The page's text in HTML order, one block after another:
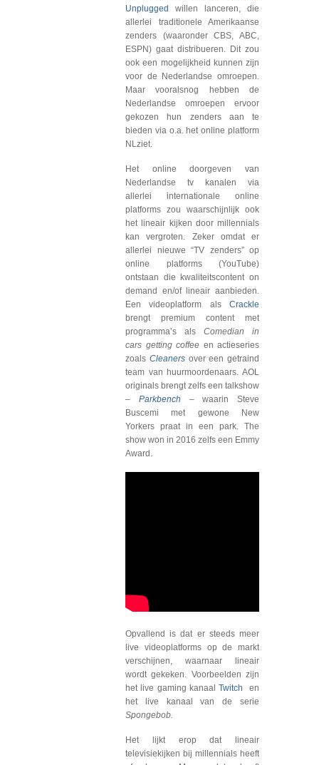
Unplugged
willen lanceren, die
allerlei traditionele Amerikaanse
zenders (waaronder CBS, ABC,
ESPN) gaat distribueren. Dit zou
ook een mogelijkheid kunnen zijn
voor de Nederlandse omroepen.
Maar vooralsnog hebben de
Nederlandse omroepen ervoor
gekozen hun zenders aan te
bieden via o.a. het online platform
NLziet.
Het online doorgeven van
Nederlandse tv kanalen via
allerlei internationale online
platforms zou waarschijnlijk ook
het lineair kijken door millennials
kan vergroten. Zeker omdat er
allerlei nieuwe “TV zenders” op
online platforms (YouTube)
ontstaan die kwaliteitscontent on
demand en/of lineair aanbieden.
Een videoplatform als Crackle
brengt premium content met
programma’s als Comedian in
cars getting coffee en actieseries
zoals Cleanersover een getraind
team van huurmoordenaars. AOL
originals brengt zelfs een talkshow
– Parkbench – waarin Steve
Buscemi met gewone New
Yorkers praat in een park. The
show won in 2016 zelfs een Emmy
Award.
Opvallend is dat er steeds meer
live videoplatforms op de markt
verschijnen, waarnaar lineair
wordt gekeken. Voorbeelden zijn
het live gaming kanaalTwitch en
het live kanaal van de serie
Spongebob.
Het lijkt erop dat lineair
televisiekijken bij millennials heeft